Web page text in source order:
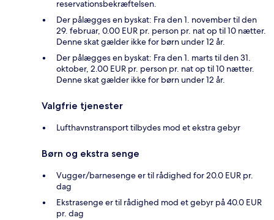
reservationsbekræftelsen.
Der pålægges en byskat: Fra den 1. november til den
29. februar, 0.00 EUR pr. person pr. nat op til 10 nætter.
Denne skat gælder ikke for børn under 12 år.
Der pålægges en byskat: Fra den 1. marts til den 31.
oktober, 2.00 EUR pr. person pr. nat op til 10 nætter.
Denne skat gælder ikke for børn under 12 år.
Valgfrie tjenester
Lufthavnstransport tilbydes mod et ekstra gebyr
Børn og ekstra senge
Vugger/barnesenge er til rådighed for 20.0 EUR pr.
dag
Ekstrasenge er til rådighed mod et gebyr på 40.0 EUR
pr. dag